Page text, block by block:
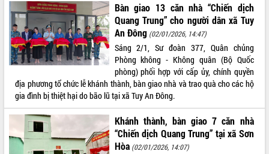
Bàn giao 13 căn nhà “Chiến dịch
Quang Trung” cho người dân xã Tuy
An Đông (02/01/2026, 14:47)
Sáng 2/1, Sư đoàn 377, Quân chủng
Phòng không - Không quân (Bộ Quốc
phòng) phối hợp với cấp ủy, chính quyền
địa phương tổ chức lễ khánh thành, bàn giao nhà và trao quà cho các hộ
gia đình bị thiệt hại do bão lũ tại xã Tuy An Đông.
Khánh thành, bàn giao 7 căn nhà
“Chiến dịch Quang Trung” tại xã Sơn
Hòa (02/01/2026, 14:07)